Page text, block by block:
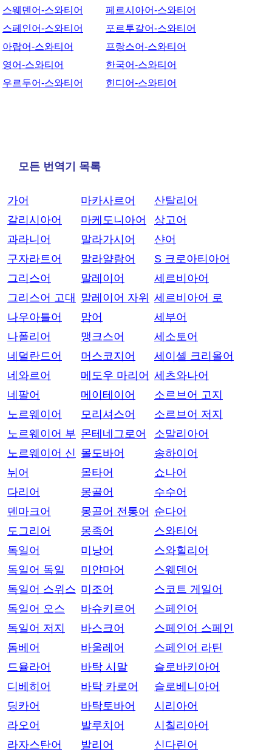
스웨덴어-스와티어
스페인어-스와티어
아랍어-스와티어
영어-스와티어
우르두어-스와티어
페르시아어-스와티어
포르투갈어-스와티어
프랑스어-스와티어
한국어-스와티어
힌디어-스와티어
모든 번역기 목록
가어
갈리시아어
과라니어
구자라트어
그리스어
그리스어 고대
나우아틀어
나폴리어
네덜란드어
네와르어
네팔어
노르웨이어
노르웨이어 부
노르웨이어 신
뉘어
다리어
덴마크어
도그리어
독일어
독일어 독일
독일어 스위스
독일어 오스
독일어 저지
돔베어
드율라어
디베히어
딩카어
라오어
라자스탄어
마카사르어
마케도니아어
말라가시어
말라얄람어
말레이어
말레이어 자위
맘어
맹크스어
머스코지어
메도우 마리어
메이테이어
모리셔스어
몬테네그로어
몰도바어
몰타어
몽골어
몽골어 전통어
몽족어
미낭어
미얀마어
미조어
바슈키르어
바스크어
바울레어
바탁 시말
바탁 카로어
바탁토바어
발루치어
발리어
산탈리어
상고어
샨어
S 크로아티아어
세르비아어
세르비아어 로
세부어
세소토어
세이셸 크리올어
세츠와나어
소르브어 고지
소르브어 저지
소말리아어
송하이어
쇼나어
수수어
순다어
스와티어
스와힐리어
스웨덴어
스코트 게일어
스페인어
스페인어 스페인
스페인어 라틴
슬로바키아어
슬로베니아어
시리아어
시칠리아어
신다린어